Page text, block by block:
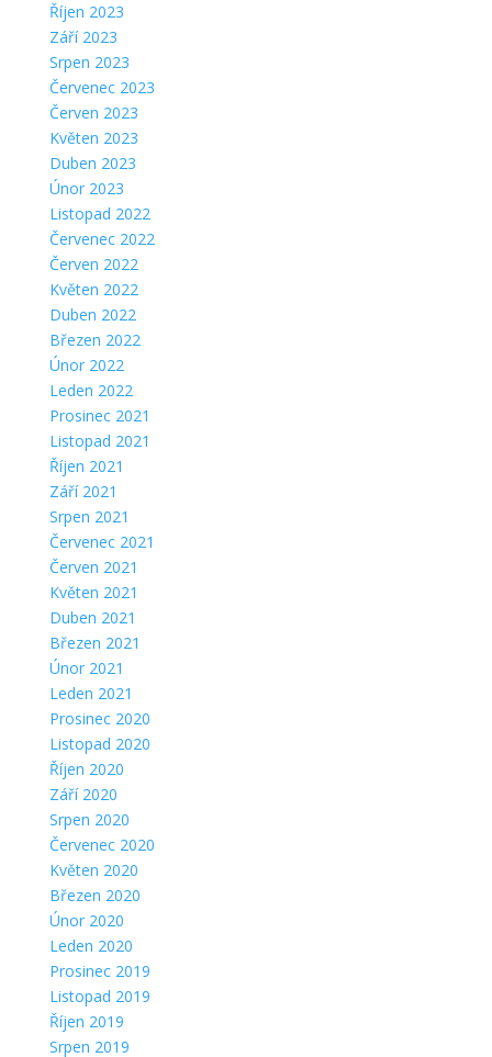
Říjen 2023
Září 2023
Srpen 2023
Červenec 2023
Červen 2023
Květen 2023
Duben 2023
Únor 2023
Listopad 2022
Červenec 2022
Červen 2022
Květen 2022
Duben 2022
Březen 2022
Únor 2022
Leden 2022
Prosinec 2021
Listopad 2021
Říjen 2021
Září 2021
Srpen 2021
Červenec 2021
Červen 2021
Květen 2021
Duben 2021
Březen 2021
Únor 2021
Leden 2021
Prosinec 2020
Listopad 2020
Říjen 2020
Září 2020
Srpen 2020
Červenec 2020
Květen 2020
Březen 2020
Únor 2020
Leden 2020
Prosinec 2019
Listopad 2019
Říjen 2019
Srpen 2019